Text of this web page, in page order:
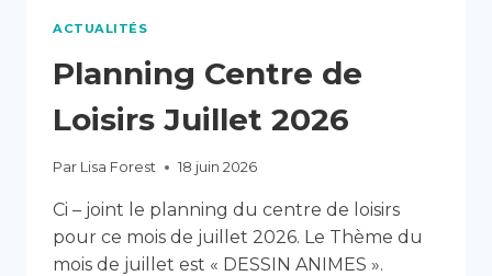
ACTUALITÉS
Planning Centre de
Loisirs Juillet 2026
Par Lisa Forest 18 juin 2026
Ci – joint le planning du centre de loisirs
pour ce mois de juillet 2026. Le Thème du
mois de juillet est « DESSIN ANIMES ».